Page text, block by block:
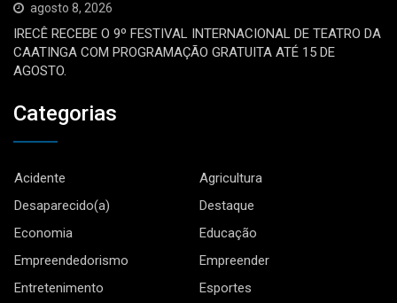
agosto 8, 2026
IRECÊ RECEBE O 9º FESTIVAL INTERNACIONAL DE TEATRO DA
CAATINGA COM PROGRAMAÇÃO GRATUITA ATÉ 15 DE
AGOSTO.
Categorias
Acidente
Agricultura
Desaparecido(a)
Destaque
Economia
Educação
Empreendedorismo
Empreender
Entretenimento
Esportes